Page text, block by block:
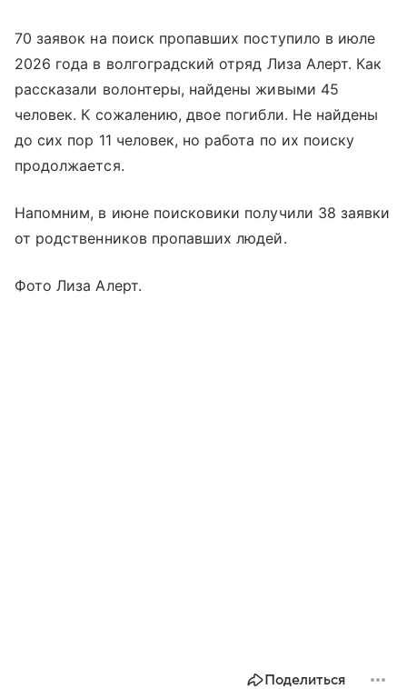
70 заявок на поиск пропавших поступило в июле
2026 года в волгоградский отряд Лиза Алерт. Как
рассказали волонтеры, найдены живыми 45
человек. К сожалению, двое погибли. Не найдены
до сих пор 11 человек, но работа по их поиску
продолжается.
Напомним, в июне поисковики получили 38 заявки
от родственников пропавших людей.
Фото Лиза Алерт.
Поделиться